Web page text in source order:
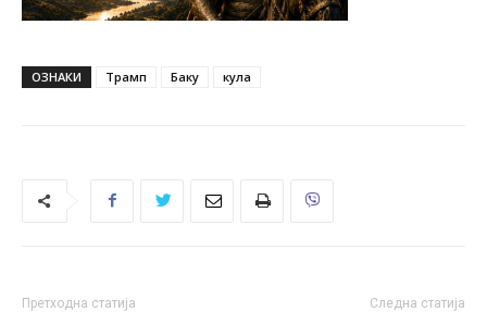
ОЗНАКИ Трамп Баку кула
Претходна статија Следна статија